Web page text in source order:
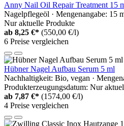
Anny Nail Oil Repair Treatment 15
Nagelpflegeöl · Mengenangabe: 15
Nur aktuelle Produkte
ab 8,25 €* (550,00 €/l)
6 Preise vergleichen
Hübner Nagel Aufbau Serum 5 ml
Nachhaltigkeit: Bio, vegan ·
Produkterzeugungsdatum: Nur
ab 7,87 €* (1574,00 €/l)
4 Preise vergleichen